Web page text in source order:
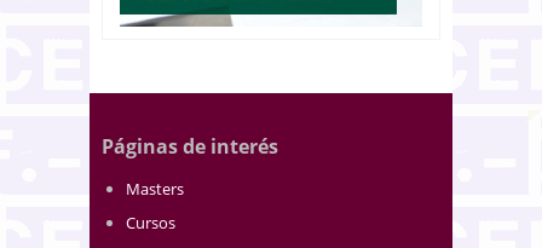
Páginas de interés
Masters
Cursos